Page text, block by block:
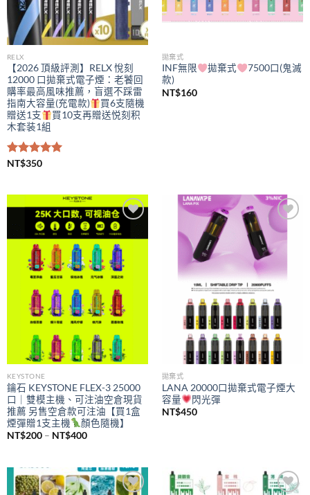
RELX
【2026 頂級評測】RELX 悅刻
12000 口拋棄式電子煙：老饕回
購率最高風味推薦，盲選不踩雷
指南大容量(充電款)
買6支隨機
贈送1支
買10支再贈送悦刻积
木套装1組
評分5.00
NT$350
拋棄式
INF無限 拋棄式
7500口(鬼滅
款)
NT$160
Add to
wishlist
KEYSTONE
鑰石 KEYSTONE FLEX-3 25000
口｜雙模主機、可注油空倉現貨
推薦 另售空倉款可注油【買1盒
煙彈贈1支主機
顏色隨機】
NT$200 – NT$400價
NT$200
到
NT$400
Add to
wishlist
拋棄式
LANA 20000口拋棄式電子煙大
容量
閃光彈
NT$450